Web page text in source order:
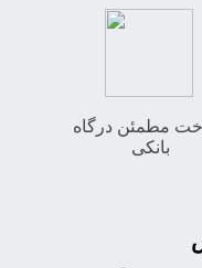
مطمئن درگاه
بانکی